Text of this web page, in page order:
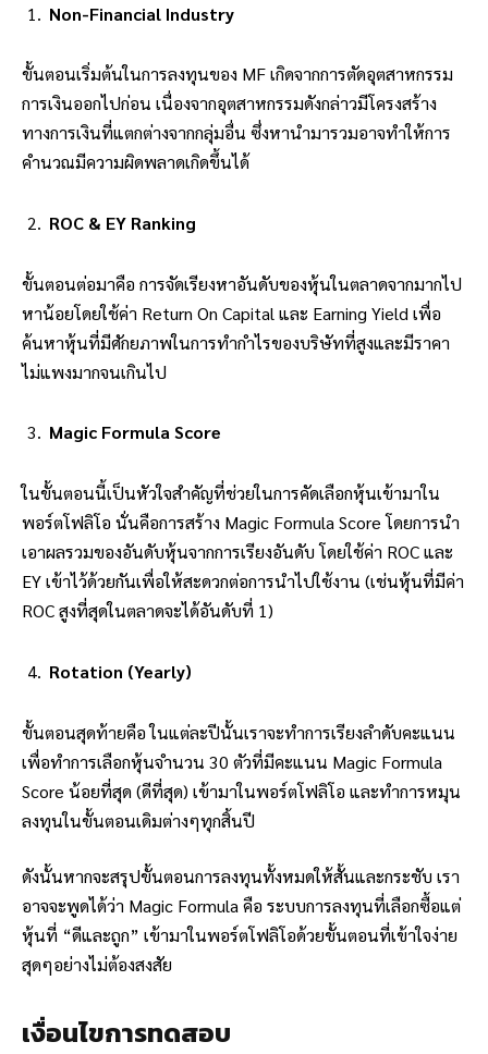
Non-Financial Industry
ขั้นตอนเริ่มต้นในการลงทุนของ MF เกิดจากการตัดอุตสาหกรรม
การเงินออกไปก่อน เนื่องจากอุตสาหกรรมดังกล่าวมีโครงสร้าง
ทางการเงินที่แตกต่างจากกลุ่มอื่น ซึ่งหานำมารวมอาจทำให้การ
คำนวณมีความผิดพลาดเกิดขึ้นได้
ROC & EY Ranking
ขั้นตอนต่อมาคือ การจัดเรียงหาอันดับของหุ้นในตลาดจากมากไป
หาน้อยโดยใช้ค่า Return On Capital และ Earning Yield เพื่อ
ค้นหาหุ้นที่มีศักยภาพในการทำกำไรของบริษัทที่สูงและมีราคา
ไม่แพงมากจนเกินไป
Magic Formula Score
ในขั้นตอนนี้เป็นหัวใจสำคัญที่ช่วยในการคัดเลือกหุ้นเข้ามาใน
พอร์ตโฟลิโอ นั่นคือการสร้าง Magic Formula Score โดยการนำ
เอาผลรวมของอันดับหุ้นจากการเรียงอันดับ โดยใช้ค่า ROC และ
EY เข้าไว้ด้วยกันเพื่อให้สะดวกต่อการนำไปใช้งาน (เช่นหุ้นที่มีค่า
ROC สูงที่สุดในตลาดจะได้อันดับที่ 1)
Rotation (Yearly)
ขั้นตอนสุดท้ายคือ ในแต่ละปีนั้นเราจะทำการเรียงลำดับคะแนน
เพื่อทำการเลือกหุ้นจำนวน 30 ตัวที่มีคะแนน Magic Formula
Score น้อยที่สุด (ดีที่สุด) เข้ามาในพอร์ตโฟลิโอ และทำการหมุน
ลงทุนในขั้นตอนเดิมต่างๆทุกสิ้นปี
ดังนั้นหากจะสรุปขั้นตอนการลงทุนทั้งหมดให้สั้นและกระชับ เรา
อาจจะพูดได้ว่า Magic Formula คือ ระบบการลงทุนที่เลือกซื้อแต่
หุ้นที่ “ดีและถูก” เข้ามาในพอร์ตโฟลิโอด้วยขั้นตอนที่เข้าใจง่าย
สุดๆอย่างไม่ต้องสงสัย
เงื่อนไขการทดสอบ